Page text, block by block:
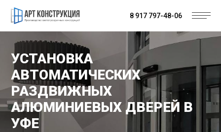
8 917 797-48-06
УСТАНОВКА
АВТОМАТИЧЕСКИХ
РАЗДВИЖНЫХ
АЛЮМИНИЕВЫХ ДВЕРЕЙ В
УФЕ